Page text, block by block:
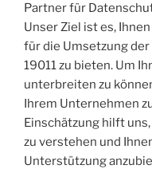
Partner für
Unser Ziel ist es,
für die Umsetzung der
19011 zu bieten. Um
unterbreiten zu
Ihrem Unternehmen
Einschätzung hilft
zu verstehen und
Unterstützung